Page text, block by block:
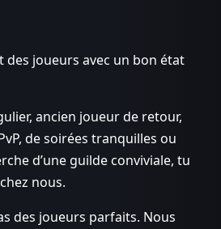
des joueurs avec un bon état
ancien joueur de retour,
de soirées tranquilles ou
d’une guilde conviviale, tu
nous.
des joueurs parfaits. Nous